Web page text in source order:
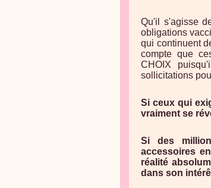
Qu'il s'agisse
obligations
qui continuent
compte que
CHOIX
sollicitations
Si ceux qui
vraiment se
Si des
accessoires
réalité
dans son